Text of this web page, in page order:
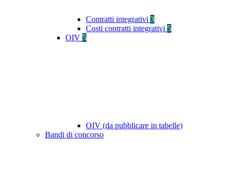
Contratti integrativi 3
Costi contratti integrativi 5
OIV 5
OIV (da pubblicare in tabelle)
Bandi di concorso